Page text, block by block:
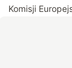
Komisji